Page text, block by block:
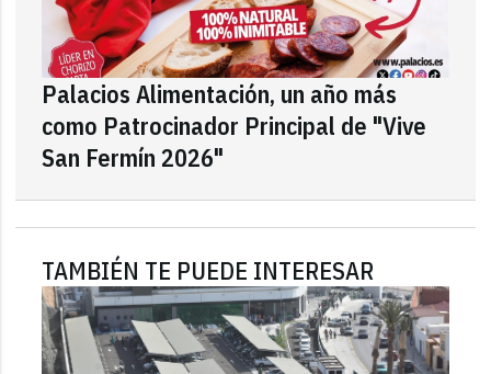
Palacios Alimentación, un año más
como Patrocinador Principal de "Vive
San Fermín 2026"
TAMBIÉN TE PUEDE INTERESAR